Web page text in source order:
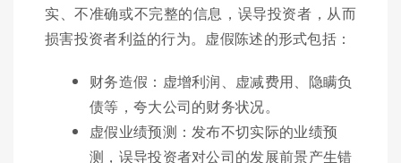
实、不准确或不完整的信息，误导投资者，从而
损害投资者利益的行为。虚假陈述的形式包括：
财务造假：虚增利润、虚减费用、隐瞒负
债等，夸大公司的财务状况。
虚假业绩预测：发布不切实际的业绩预
测，误导投资者对公司的发展前景产生错